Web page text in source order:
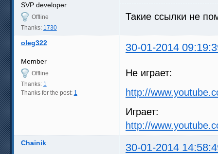
SVP developer
Offline
Thanks: 1730
Такие ссылки не
oleg322 30-01-2014
Member
Offline
Thanks: 1
Thanks for the post: 1
Не играет:
http://
Играет:
http://
Chainik 30-01-2014